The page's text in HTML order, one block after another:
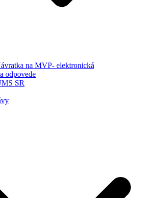
na MVP- elektronická
odpovede
SR